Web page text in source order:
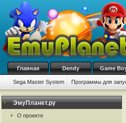
Главная Dendy Game
Sega Master System Программы для
ЭмуПланет.ру
О проекте